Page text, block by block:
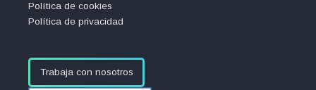
Política de cookies
Política de privacidad
Trabaja con nosotros